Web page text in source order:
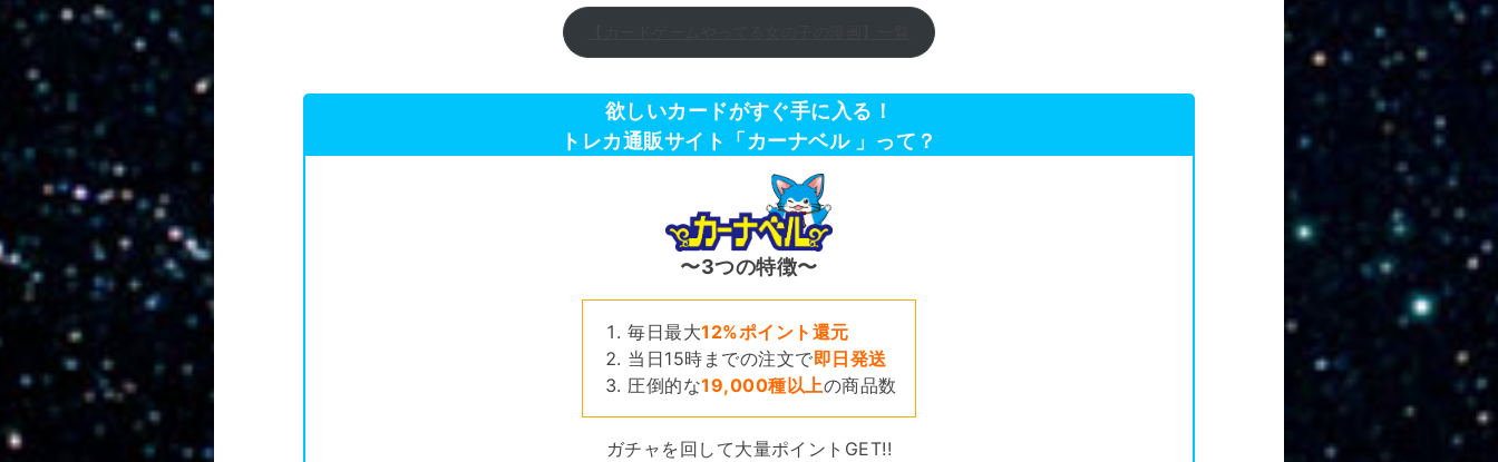
欲しいカードがすぐ手に入る！
トレカ通販サイト「カーナベル 」って？
〜3つの特徴〜
毎日最大12%ポイント還元
当日15時までの注文で即日発送
圧倒的な19,000種以上の商品数
ガチャを回して大量ポイントGET!!